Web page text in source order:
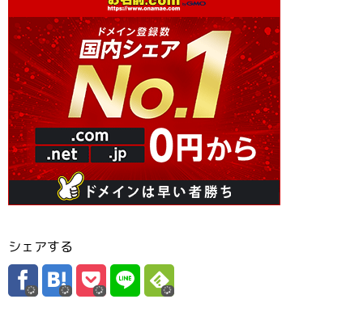
シェアする